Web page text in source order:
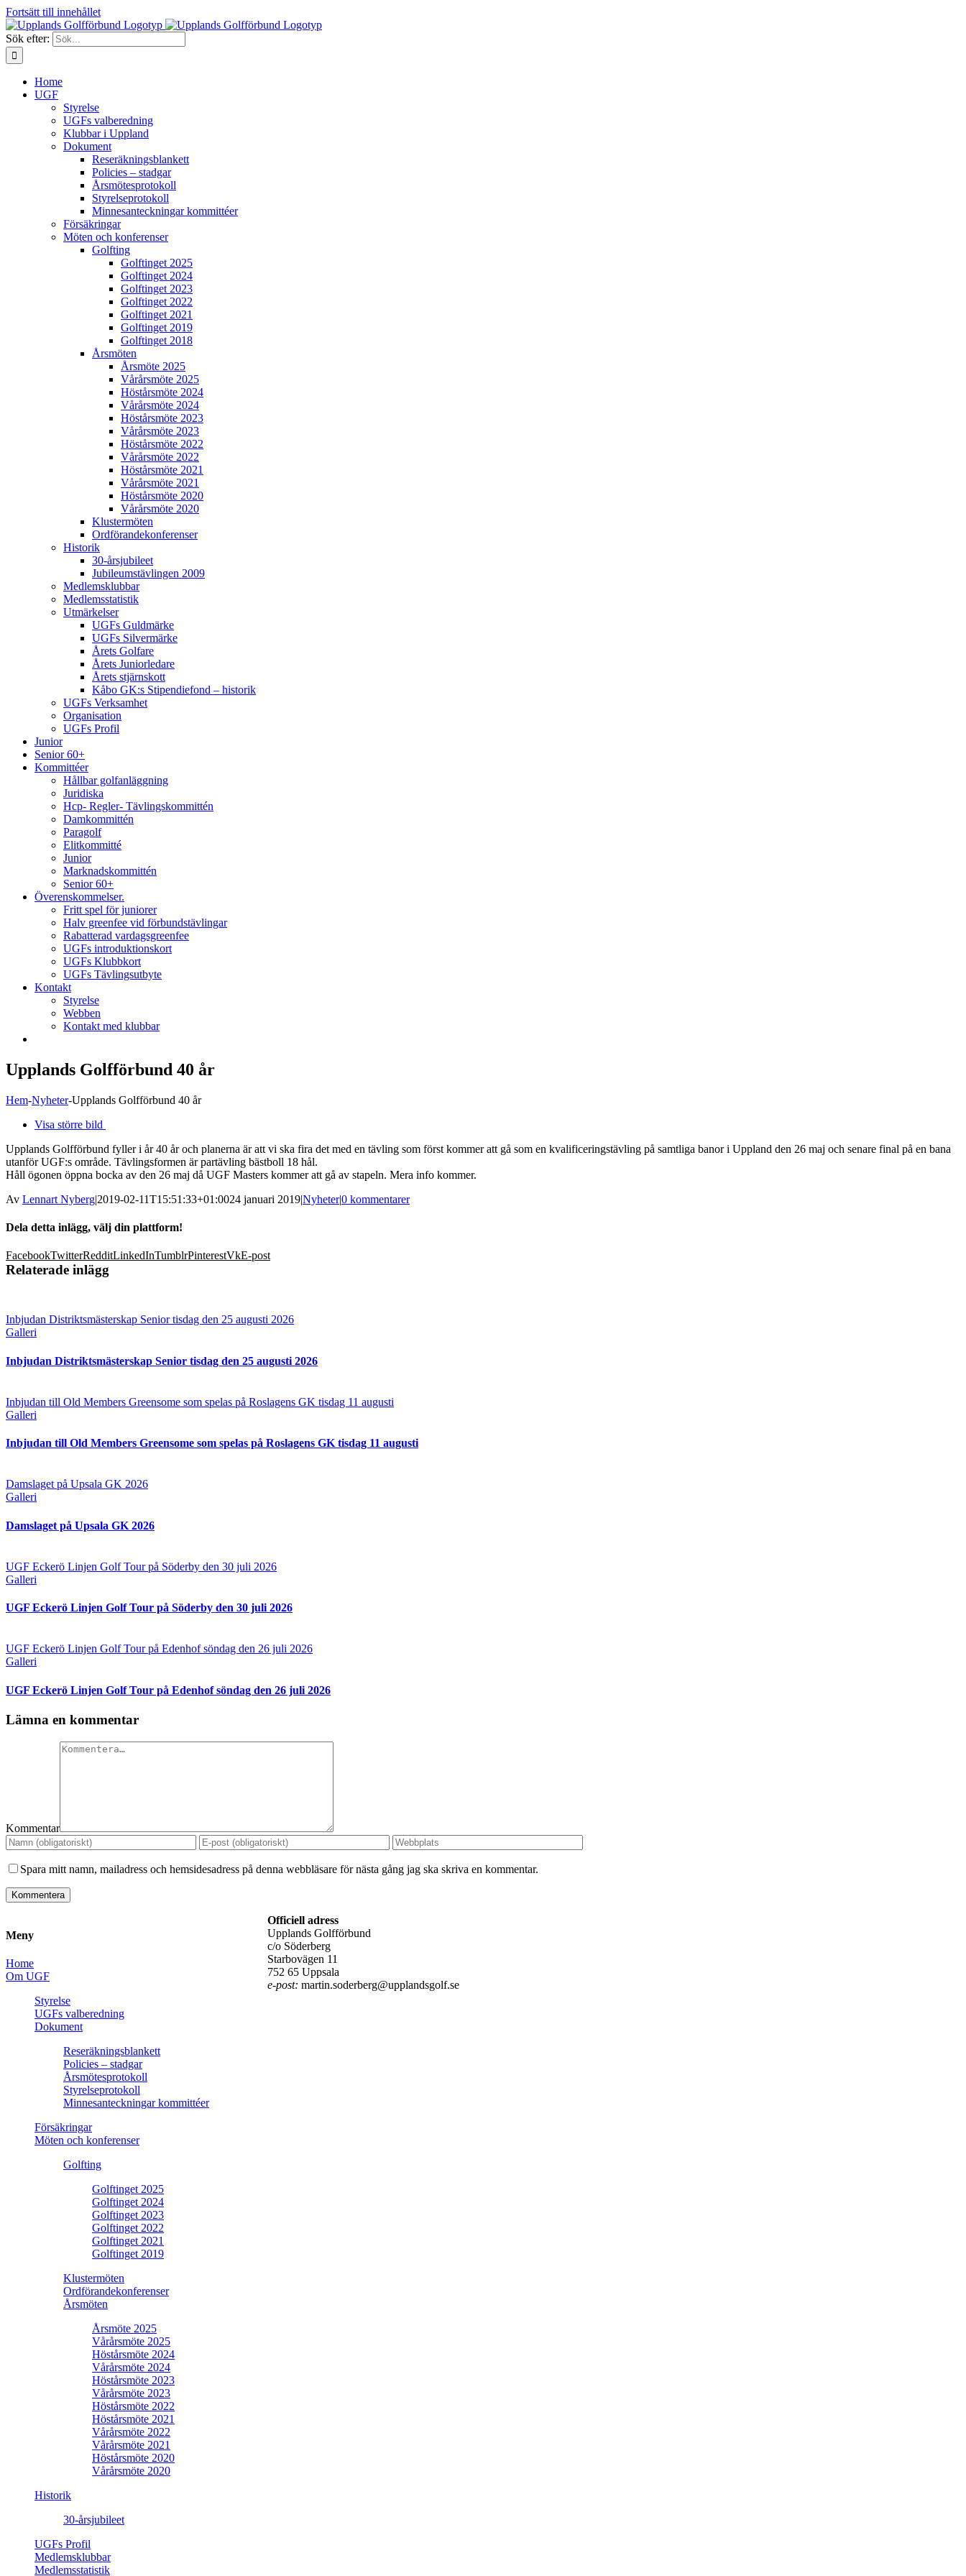
Fortsätt till innehållet
Sök efter:
Home
UGF
Styrelse
UGFs valberedning
Klubbar i Uppland
Dokument
Reseräkningsblankett
Policies – stadgar
Årsmötesprotokoll
Styrelseprotokoll
Minnesanteckningar kommittéer
Försäkringar
Möten och konferenser
Golfting
Golftinget 2025
Golftinget 2024
Golftinget 2023
Golftinget 2022
Golftinget 2021
Golftinget 2019
Golftinget 2018
Årsmöten
Årsmöte 2025
Vårårsmöte 2025
Höstårsmöte 2024
Vårårsmöte 2024
Höstårsmöte 2023
Vårårsmöte 2023
Höstårsmöte 2022
Vårårsmöte 2022
Höstårsmöte 2021
Vårårsmöte 2021
Höstårsmöte 2020
Vårårsmöte 2020
Klustermöten
Ordförandekonferenser
Historik
30-årsjubileet
Jubileumstävlingen 2009
Medlemsklubbar
Medlemsstatistik
Utmärkelser
UGFs Guldmärke
UGFs Silvermärke
Årets Golfare
Årets Juniorledare
Årets stjärnskott
Kåbo GK:s Stipendiefond – historik
UGFs Verksamhet
Organisation
UGFs Profil
Junior
Senior 60+
Kommittéer
Hållbar golfanläggning
Juridiska
Hcp- Regler- Tävlingskommittén
Damkommittén
Paragolf
Elitkommitté
Junior
Marknadskommittén
Senior 60+
Överenskommelser.
Fritt spel för juniorer
Halv greenfee vid förbundstävlingar
Rabatterad vardagsgreenfee
UGFs introduktionskort
UGFs Klubbkort
UGFs Tävlingsutbyte
Kontakt
Styrelse
Webben
Kontakt med klubbar
Upplands Golfförbund 40 år
Hem-Nyheter-Upplands Golfförbund 40 år
Visa större bild
Upplands Golfförbund fyller i år 40 år och planerna är att vi ska fira det med en tävling som först kommer att gå som en kvalificeringstävling på samtliga banor i Uppland den 26 maj och senare final på en bana
utanför UGF:s område. Tävlingsformen är partävling bästboll 18 hål.
Håll ögonen öppna bocka av den 26 maj då UGF Masters kommer att gå av stapeln. Mera info kommer.
Av Lennart Nyberg|2019-02-11T15:51:33+01:0024 januari 2019|Nyheter|0 kommentarer
Dela detta inlägg, välj din plattform!
FacebookTwitterRedditLinkedInTumblrPinterestVkE-post
Relaterade inlägg
Inbjudan Distriktsmästerskap Senior tisdag den 25 augusti 2026
Galleri
Inbjudan Distriktsmästerskap Senior tisdag den 25 augusti 2026
Inbjudan till Old Members Greensome som spelas på Roslagens GK tisdag 11 augusti
Galleri
Inbjudan till Old Members Greensome som spelas på Roslagens GK tisdag 11 augusti
Damslaget på Upsala GK 2026
Galleri
Damslaget på Upsala GK 2026
UGF Eckerö Linjen Golf Tour på Söderby den 30 juli 2026
Galleri
UGF Eckerö Linjen Golf Tour på Söderby den 30 juli 2026
UGF Eckerö Linjen Golf Tour på Edenhof söndag den 26 juli 2026
Galleri
UGF Eckerö Linjen Golf Tour på Edenhof söndag den 26 juli 2026
Lämna en kommentar
Kommentar
Spara mitt namn, mailadress och hemsidesadress på denna webbläsare för nästa gång jag ska skriva en kommentar.
Meny
Home
Om UGF
Styrelse
UGFs valberedning
Dokument
Reseräkningsblankett
Policies – stadgar
Årsmötesprotokoll
Styrelseprotokoll
Minnesanteckningar kommittéer
Försäkringar
Möten och konferenser
Golfting
Golftinget 2025
Golftinget 2024
Golftinget 2023
Golftinget 2022
Golftinget 2021
Golftinget 2019
Klustermöten
Ordförandekonferenser
Årsmöten
Årsmöte 2025
Vårårsmöte 2025
Höstårsmöte 2024
Vårårsmöte 2024
Höstårsmöte 2023
Vårårsmöte 2023
Höstårsmöte 2022
Höstårsmöte 2021
Vårårsmöte 2022
Vårårsmöte 2021
Höstårsmöte 2020
Vårårsmöte 2020
Historik
30-årsjubileet
UGFs Profil
Medlemsklubbar
Medlemsstatistik
Officiell adress
Upplands Golfförbund
c/o Söderberg
Starbovägen 11
752 65 Uppsala
e-post: martin.soderberg@upplandsgolf.se